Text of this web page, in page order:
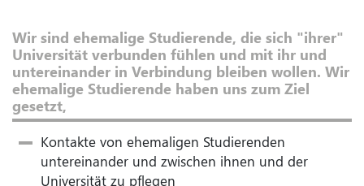
Wir sind ehemalige Studierende, die sich "ihrer"
Universität verbunden fühlen und mit ihr und
untereinander in Verbindung bleiben wollen. Wir
ehemalige Studierende haben uns zum Ziel
gesetzt,
Kontakte von ehemaligen Studierenden
untereinander und zwischen ihnen und der
Universität zu pflegen